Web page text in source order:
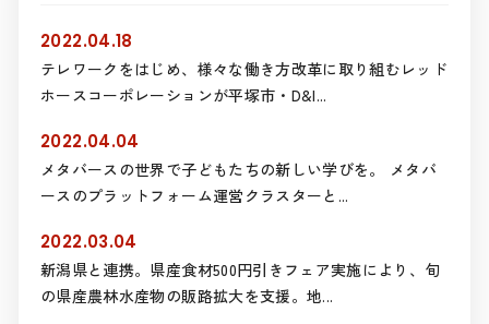
2022.04.18
テレワークをはじめ、様々な働き方改革に取り組むレッド
ホースコーポレーションが平塚市・D&I...
2022.04.04
メタバースの世界で子どもたちの新しい学びを。 メタバ
ースのプラットフォーム運営クラスターと...
2022.03.04
新潟県と連携。県産食材500円引きフェア実施により、旬
の県産農林水産物の販路拡大を支援。地...